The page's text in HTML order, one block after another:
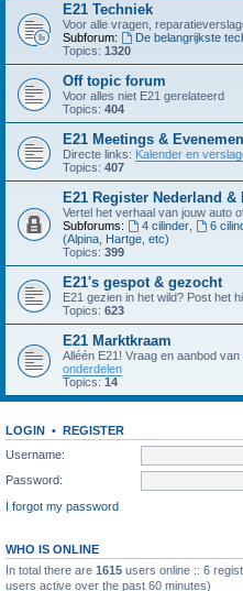
E21 Techniek
Voor alle vragen,
Subforum:
De belangrijkste
Topics: 1320
Off topic forum
Voor alles niet E21 gerelateerd
Topics: 404
E21 Meetings &
Directe links: Kalender en
Topics: 407
E21 Register Nederland &
Vertel het verhaal van jouw auto
Subforums:
4 cilinder, 6
(Alpina, Hartge, etc)
Topics: 399
E21's gespot & gezocht
E21 gezien in het wild? Post het
Topics: 623
E21 Marktkraam
Alléén E21! Vraag en aanbod
onderdelen
Topics: 14
LOGIN • REGISTER
Username:
Password:
I forgot my password
WHO IS ONLINE
In total there are 1615 users online :: 6
users active over the past 60 minutes)